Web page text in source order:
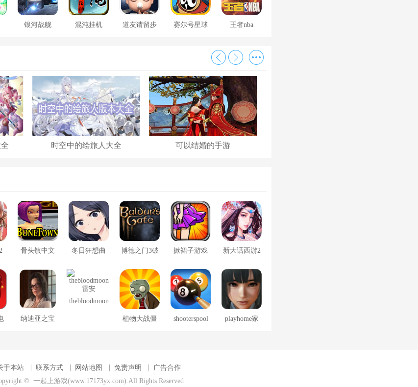
银河战舰 混沌挂机 道友请留步 赛尔号星球 王者nba
时空中的绘旅人大全 可以结婚的手游
骨头镇中文 冬日狂想曲
版
博德之门3破 掀裙子游戏 新大话西游2
纳迪亚之宝
thebloodmoon
植物大战僵 shooterspool playhome家
于本站 联系方式 网站地图 免责声明
广告合作
© 一起上游戏(www.17173yx.com).All Rights Reserved